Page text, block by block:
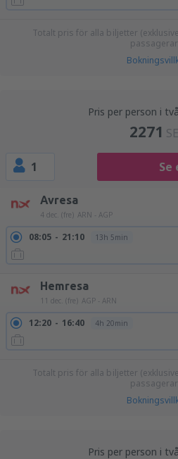
Totalt pris för alla biljetter
Pris per person i
2271
1 Se
Avresa
4 dec. (fre) ARN - AGP
08:05 21:10 13h 5min
Hemresa
11 dec. (fre) AGP - ARN
12:20 16:40 4h 20min
Totalt pris för alla biljetter
Pris per person i